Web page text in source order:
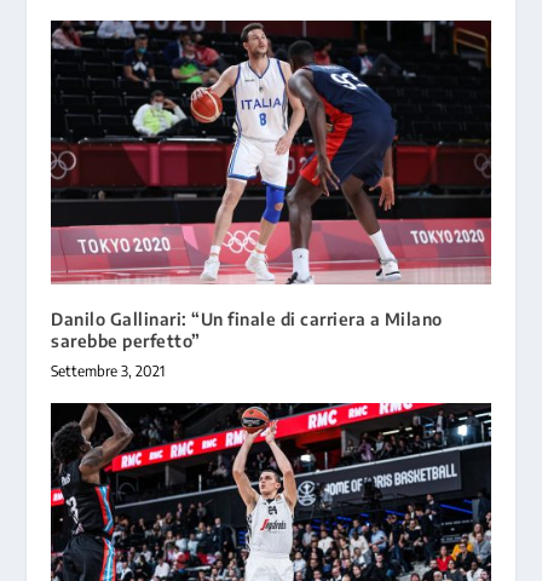
Danilo Gallinari: “Un finale di carriera a Milano
sarebbe perfetto”
Settembre 3, 2021